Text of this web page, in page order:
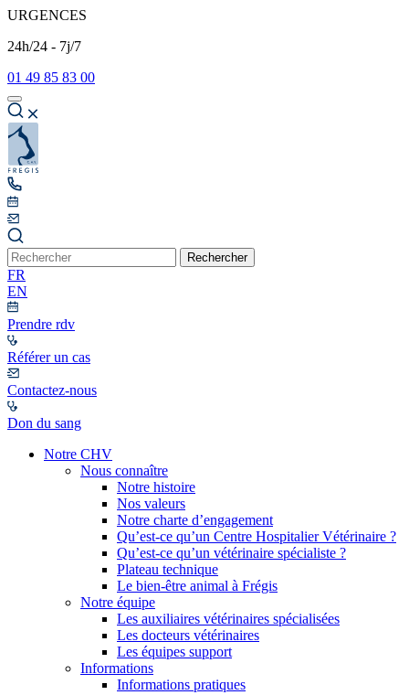
URGENCES
24h/24 - 7j/7
01 49 85 83 00
Rechercher
FR
EN
Prendre rdv
Référer un cas
Contactez-nous
Don du sang
Notre CHV
Nous connaître
Notre histoire
Nos valeurs
Notre charte d’engagement
Qu’est-ce qu’un Centre Hospitalier Vétérinaire ?
Qu’est-ce qu’un vétérinaire spécialiste ?
Plateau technique
Le bien-être animal à Frégis
Notre équipe
Les auxiliaires vétérinaires spécialisées
Les docteurs vétérinaires
Les équipes support
Informations
Informations pratiques